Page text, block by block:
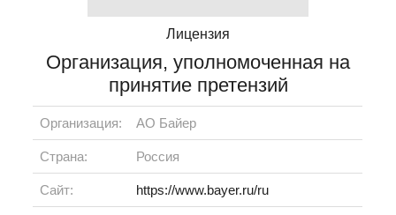
Лицензия
Организация, уполномоченная на
принятие претензий
Организация: АО Байер
Страна: Россия
Сайт: https://www.bayer.ru/ru